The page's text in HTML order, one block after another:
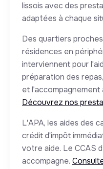
lissois avec des
adaptées à chaque
Des quartiers
résidences en
interviennent pour
préparation des
et l'accompagnement
Découvrez nos
L'APA, les aides des
crédit d'impôt
votre aide. Le CCAS
accompagne.